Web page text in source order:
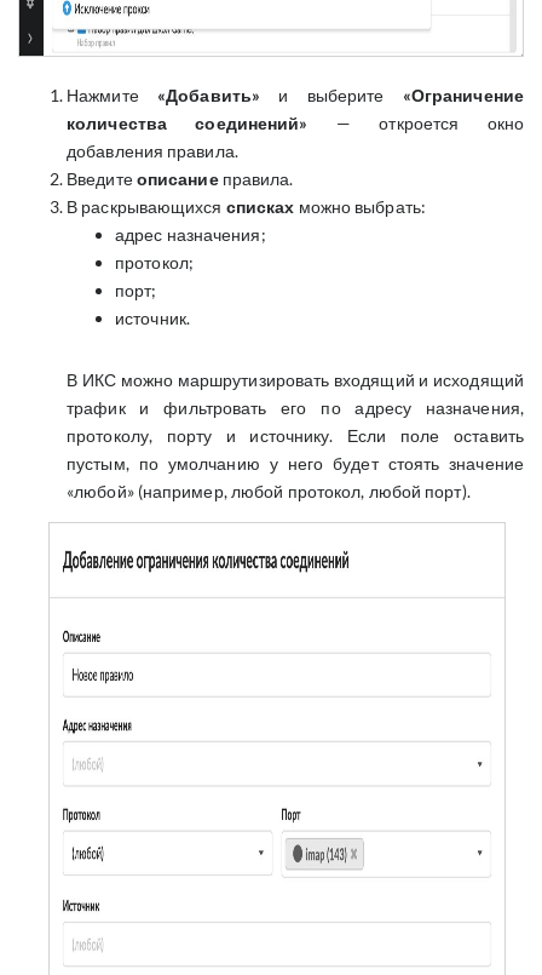
Нажмите «Добавить» и выберите «Ограничение
количества соединений» — откроется окно
добавления правила.
Введитеописаниеправила.
В раскрывающихся списках можно выбрать:
адрес назначения;
протокол;
порт;
источник.
В ИКС можно маршрутизировать входящий и исходящий
трафик и фильтровать его по адресу назначения,
протоколу, порту и источнику. Если поле оставить
пустым, по умолчанию у него будет стоять значение
«любой» (например, любой протокол, любой порт).